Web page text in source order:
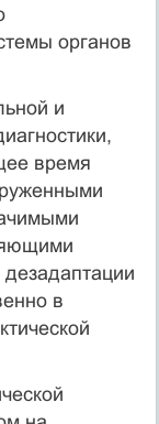
органов
и
время
дезадаптации
в